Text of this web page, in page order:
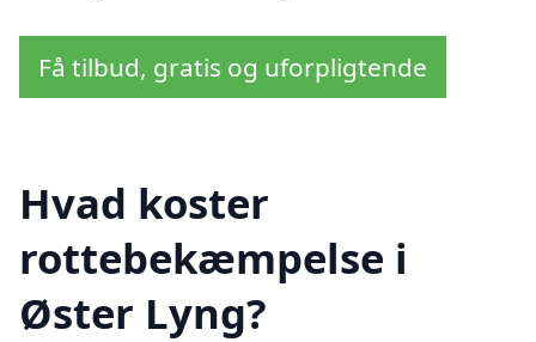
Få tilbud, gratis og uforpligtende
Hvad koster
rottebekæmpelse i
Øster Lyng?